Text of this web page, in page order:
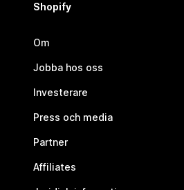
Shopify
Om
Jobba hos oss
Investerare
Press och media
Partner
Affiliates